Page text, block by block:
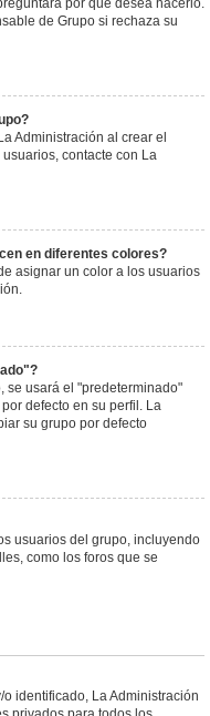
por qué desea hacerlo.
de Grupo si rechaza su
Administración al crear el
contacte con La
en diferentes colores?
asignar un color a los usuarios
se usará el "predeterminado"
defecto en su perfil. La
su grupo por defecto
usuarios del grupo, incluyendo
como los foros que se
identificado, La Administración